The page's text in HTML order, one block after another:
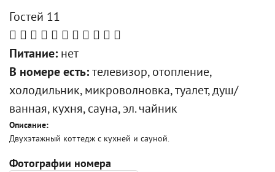
Гостей 11
Питание: нет
В номере есть: телевизор, отопление,
холодильник, микроволновка, туалет, душ/
ванная, кухня, сауна, эл. чайник
Описание:
Двухэтажный коттедж с кухней и сауной.
Фотографии номера